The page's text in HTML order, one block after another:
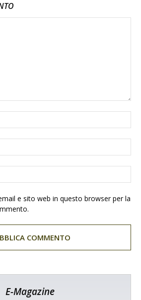
e sito web in questo browser per la
E-Magazine